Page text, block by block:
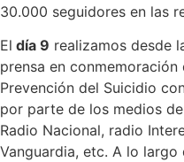
30.000 seguidores en las
El día 9 realizamos desde
prensa en
Prevención del Suicidio
por parte de los medios
Radio Nacional, radio
Vanguardia, etc. A lo